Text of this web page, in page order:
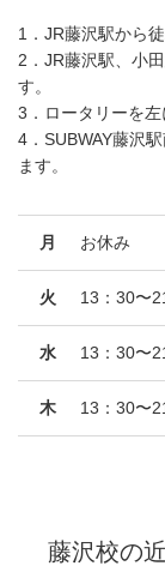
1．JR藤沢駅から徒
2．JR藤沢駅、小
す。
3．ロータリーを左
4．SUBWAY藤沢
ます。
月 お休み
火 13：30〜
水 13：30〜
木 13：30〜
藤沢校の